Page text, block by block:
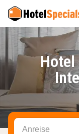
Hotel
Anreise